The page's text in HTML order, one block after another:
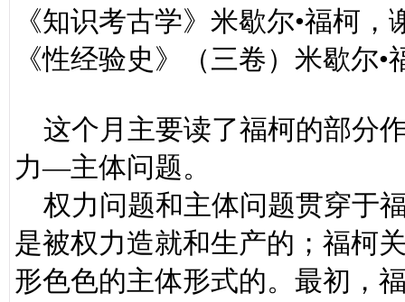
《知识考古学》米歇尔•福柯
《性经验史》（三卷）米歇尔
这个月主要读了福柯的部分
力—主体问题。
权力问题和主体问题贯穿于
是被权力造就和生产的；福柯
形色色的主体形式的。最初，